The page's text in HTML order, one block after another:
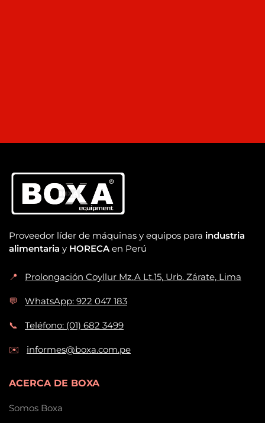
Proveedor líder de máquinas y equipos para industria
alimentaria y HORECAen Perú
📍 Prolongación Coyllur Mz.A Lt.15, Urb. Zárate, Lima
💬 WhatsApp: 922 047 183
📞 Teléfono: (01) 682 3499
✉️ informes@boxa.com.pe
ACERCA DE BOXA
Somos Boxa